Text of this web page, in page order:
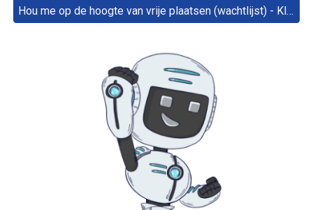
Hou me op de hoogte van vrije plaatsen (wachtlijst) - Klik HIER